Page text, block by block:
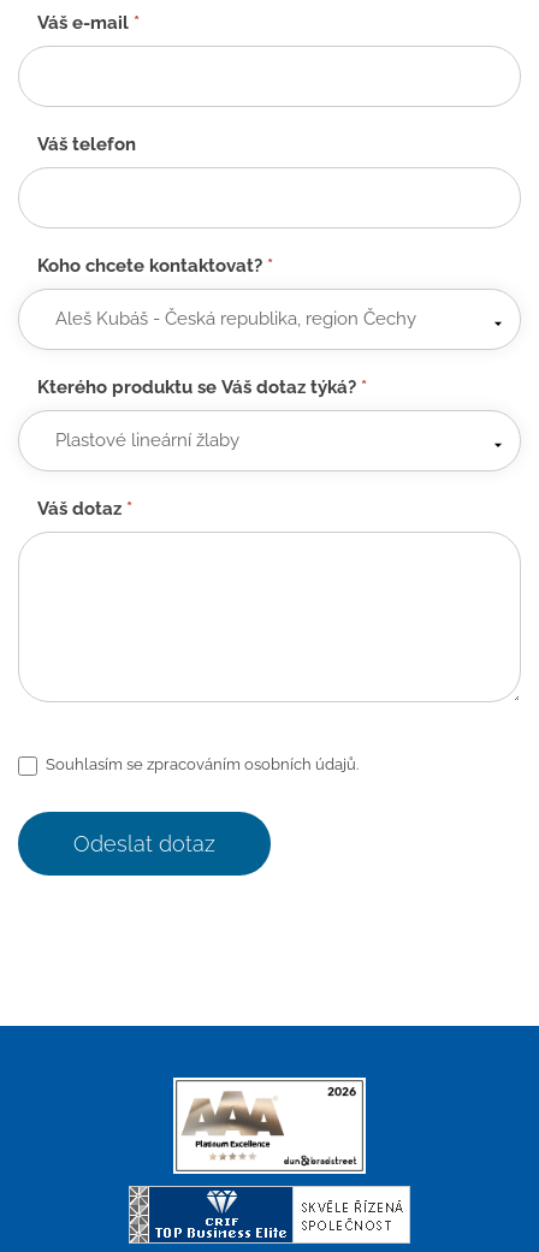
Váš e-mail *
Váš telefon
Koho chcete kontaktovat? *
Kterého produktu se Váš dotaz týká? *
Váš dotaz *
Souhlasím se zpracováním osobních údajů.
Odeslat dotaz